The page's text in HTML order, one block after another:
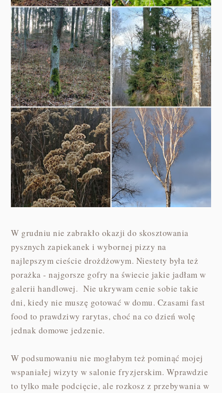
W grudniu nie zabrakło okazji do skosztowania
pysznych zapiekanek i wybornej pizzy na
najlepszym cieście drożdżowym. Niestety była też
porażka - najgorsze gofry na świecie jakie jadłam w
galerii handlowej. Nie ukrywam cenie sobie takie
dni, kiedy nie muszę gotować w domu. Czasami fast
food to prawdziwy rarytas, choć na co dzień wolę
jednak domowe jedzenie.
W podsumowaniu nie mogłabym też pominąć mojej
wspaniałej wizyty w salonie fryzjerskim. Wprawdzie
to tylko małe podcięcie, ale rozkosz z przebywania w